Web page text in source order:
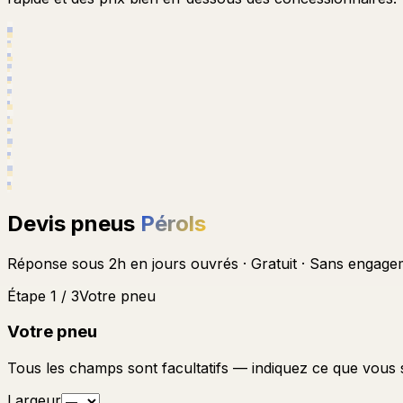
Devis pneus Pérols
Réponse sous 2h en jours ouvrés · Gratuit · Sans
Étape 1 / 3Votre pneu
Votre pneu
Tous les champs sont facultatifs — indiquez ce que vous